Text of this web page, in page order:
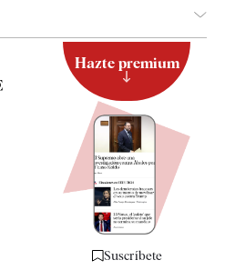
Hazte premium
Suscríbete